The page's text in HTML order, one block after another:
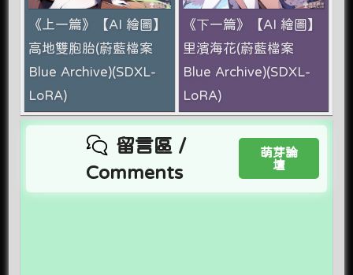
《上一篇》【AI 繪圖】
高地雙胞胎(蔚藍檔案
Blue Archive)(SDXL-
LoRA)
《下一篇》【AI 繪圖】
里濱海花(蔚藍檔案
Blue Archive)(SDXL-
LoRA)
留言區 /
Comments
萌芽論
壇